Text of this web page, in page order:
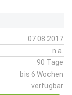
07.08.2017
n.a.
90 Tage
bis 6 Wochen
verfügbar